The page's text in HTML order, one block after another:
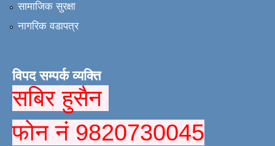
सामाजिक सुरक्षा
नागरिक वडापत्र
विपद सम्पर्क व्यक्ति
सबिर हुसैन
फोन नं 9820730045